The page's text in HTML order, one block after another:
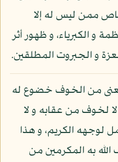
ممن ليس له إلا
و الكبرياء، و ظهور أثر
و الجبروت المطلقين.
من الخوف خضوع له
لا لخوف من عقابه و لا
لوجهه الكريم، و هذا
به المكرمين من